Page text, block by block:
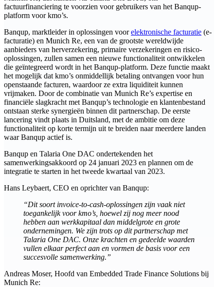
factuurfinanciering te voorzien voor gebruikers van het Banqup-
platform voor kmo’s.
Banqup, marktleider in oplossingen voorelektronische facturatie (e-
facturatie) en Munich Re, een van de grootste wereldwijde
aanbieders van herverzekering, primaire verzekeringen en risico-
oplossingen, zullen samen een nieuwe functionaliteit ontwikkelen
die geïntegreerd wordt in het Banqup-platform. Deze functie maakt
het mogelijk dat kmo’s onmiddellijk betaling ontvangen voor hun
openstaande facturen, waardoor ze extra liquiditeit kunnen
vrijmaken. Door de combinatie van Munich Re’s expertise en
financiële slagkracht met Banqup’s technologie en klantenbestand
ontstaan sterke synergieën binnen dit partnerschap. De eerste
lancering vindt plaats in Duitsland, met de ambitie om deze
functionaliteit op korte termijn uit te breiden naar meerdere landen
waar Banqup actief is.
Banqup en Talaria One DAC ondertekenden het
samenwerkingsakkoord op 24 januari 2023 en plannen om de
integratie te starten in het tweede kwartaal van 2023.
Hans Leybaert, CEO en oprichter van Banqup:
“Dit soort invoice-to-cash-oplossingen zijn vaak niet
toegankelijk voor kmo’s, hoewel zij nog meer nood
hebben aan werkkapitaal dan middelgrote en grote
ondernemingen. We zijn trots op dit partnerschap met
Talaria One DAC. Onze krachten en gedeelde waarden
vullen elkaar perfect aan en vormen de basis voor een
succesvolle samenwerking.”
Andreas Moser, Hoofd van Embedded Trade Finance Solutions bij
Munich Re: